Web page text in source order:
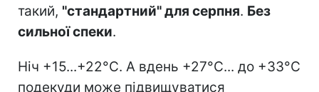
такий, "стандартний" для серпня. Без
сильної спеки.
Ніч +15...+22°C. А вдень +27°C... до +33°C
подекуди може підвищуватися